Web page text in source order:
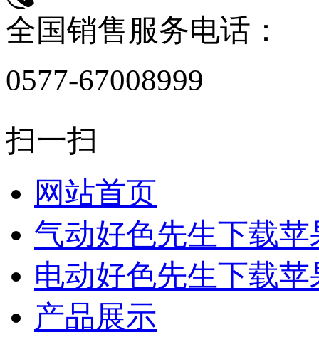
全国销售服务电话：
0577-67008999
扫一扫
网站首页
气动好色先生下载
电动好色先生下载
产品展示